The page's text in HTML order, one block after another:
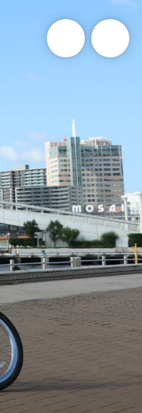
ムを開閉する YouTube